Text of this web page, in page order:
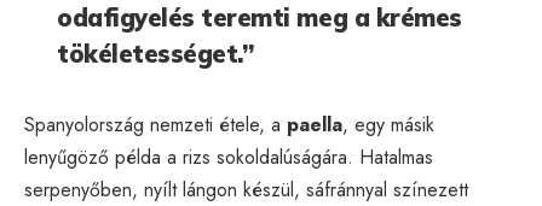
odafigyelés teremti meg a krémes
tökéletességet.”
Spanyolország nemzeti étele, a paella, egy másik
lenyűgöző példa a rizs sokoldalúságára. Hatalmas
serpenyőben, nyílt lángon készül, sáfránnyal színezett